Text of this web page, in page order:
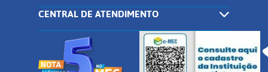
CENTRAL DE ATENDIMENTO